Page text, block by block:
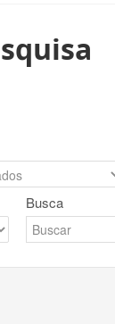
Busca